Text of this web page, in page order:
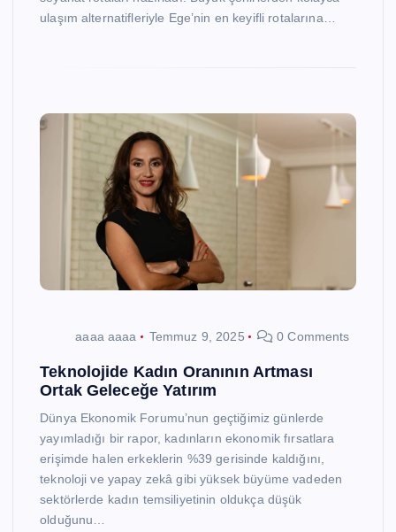
ulaşım alternatifleriyle Ege’nin en keyifli rotalarına…
aaaa aaaa Temmuz 9, 2025 0 Comments
Teknolojide Kadın Oranının Artması
Ortak Geleceğe Yatırım
Dünya Ekonomik Forumu’nun geçtiğimiz günlerde
yayımladığı bir rapor, kadınların ekonomik fırsatlara
erişimde halen erkeklerin %39 gerisinde kaldığını,
teknoloji ve yapay zekâ gibi yüksek büyüme vadeden
sektörlerde kadın temsiliyetinin oldukça düşük
olduğunu…